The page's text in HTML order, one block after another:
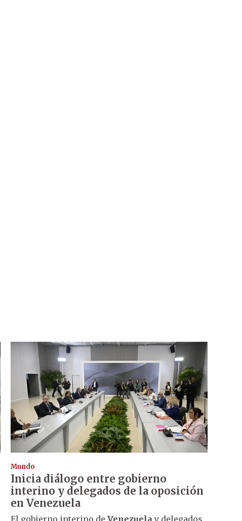
Mundo
Inicia diálogo entre gobierno
interino y delegados de la oposición
en Venezuela